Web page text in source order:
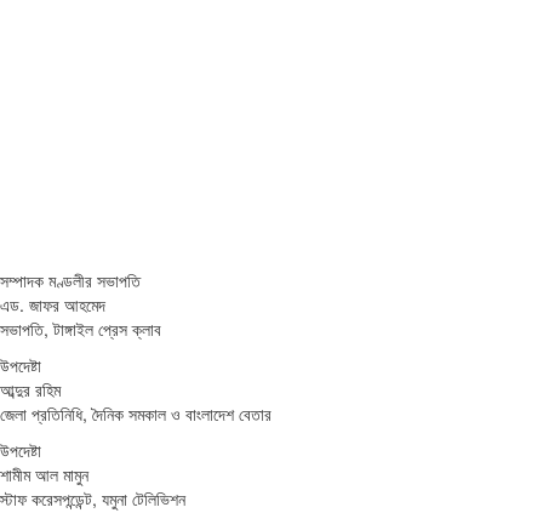
সম্পাদক মণ্ডলীর সভাপতি
এড. জাফর আহমেদ
সভাপতি, টাঙ্গাইল প্রেস ক্লাব
উপদেষ্টা
আব্দুর রহিম
জেলা প্রতিনিধি, দৈনিক সমকাল ও বাংলাদেশ বেতার
উপদেষ্টা
শামীম আল মামুন
স্টাফ করেসপন্ডেন্ট, যমুনা টেলিভিশন